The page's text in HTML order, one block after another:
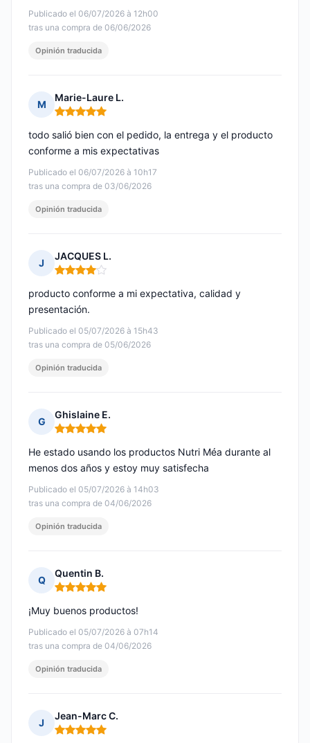
Publicado el 06/07/2026 à 12h00
tras una compra de 06/06/2026
Opinión traducida
M
Marie-Laure L.
Nota: 5 de 5
Publicado el 06/07/2026 à 10h17
tras una compra de 03/06/2026
todo salió bien con el pedido, la entrega y el producto
conforme a mis expectativas
Opinión traducida
J
JACQUES L.
Nota: 4 de 5
Publicado el 05/07/2026 à 15h43
tras una compra de 05/06/2026
producto conforme a mi expectativa, calidad y
presentación.
Opinión traducida
G
Ghislaine E.
Nota: 5 de 5
Publicado el 05/07/2026 à 14h03
tras una compra de 04/06/2026
He estado usando los productos Nutri Méa durante al
menos dos años y estoy muy satisfecha
Opinión traducida
Q
Quentin B.
Nota: 5 de 5
Publicado el 05/07/2026 à 07h14
tras una compra de 04/06/2026
¡Muy buenos productos!
Opinión traducida
J
Jean-Marc C.
Nota: 5 de 5